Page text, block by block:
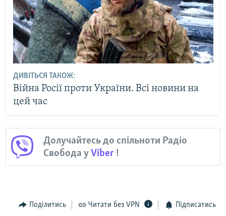
ДИВІТЬСЯ ТАКОЖ:
Війна Росії проти України. Всі новини на
цей час
Долучайтесь до спільноти Радіо
Свобода уViber !
Поділитись Читати без VPN Підписатись